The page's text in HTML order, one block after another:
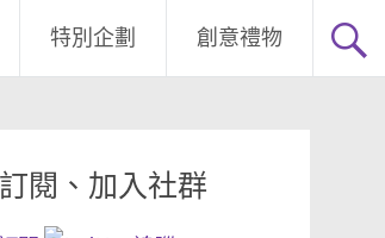
特別企劃 創意禮物
閱、加入社群